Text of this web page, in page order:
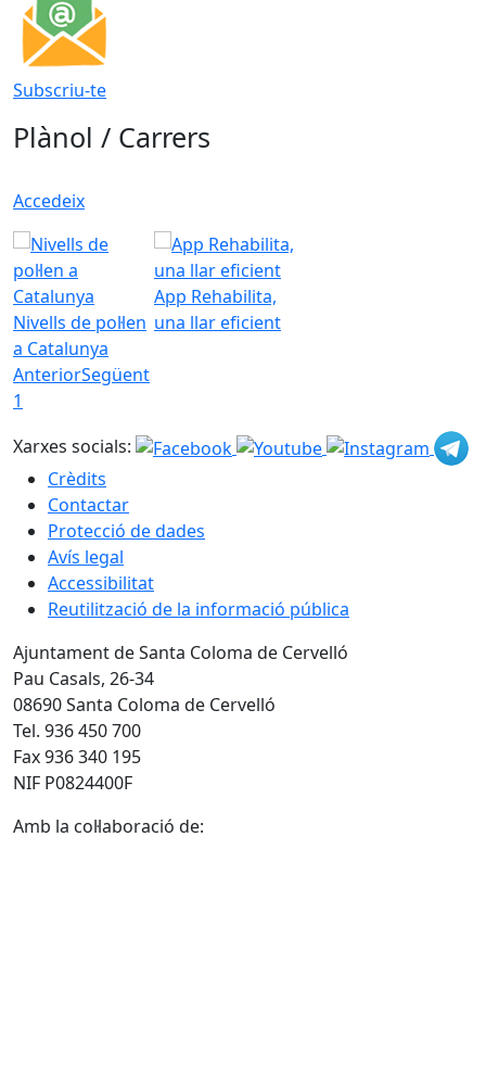
Subscriu-te
Plànol / Carrers
Accedeix
Nivells de pol·len
a Catalunya
App Rehabilita,
una llar eficient
AnteriorSegüent
1
Xarxes socials:
Crèdits
Contactar
Protecció de dades
Avís legal
Accessibilitat
Reutilització de la informació pública
Ajuntament de Santa Coloma de Cervelló
Pau Casals, 26-34
08690 Santa Coloma de Cervelló
Tel. 936 450 700
Fax 936 340 195
NIF P0824400F
Amb la col·laboració de: